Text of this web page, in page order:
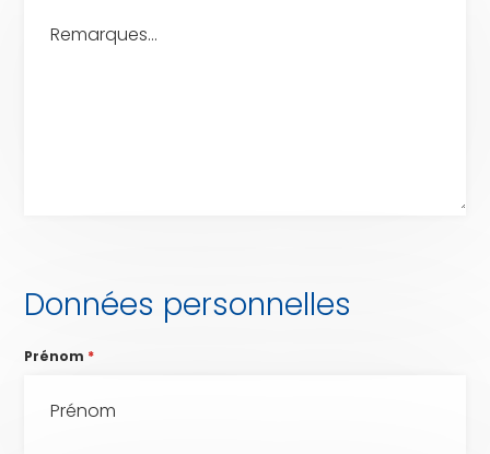
Données personnelles
Prénom *